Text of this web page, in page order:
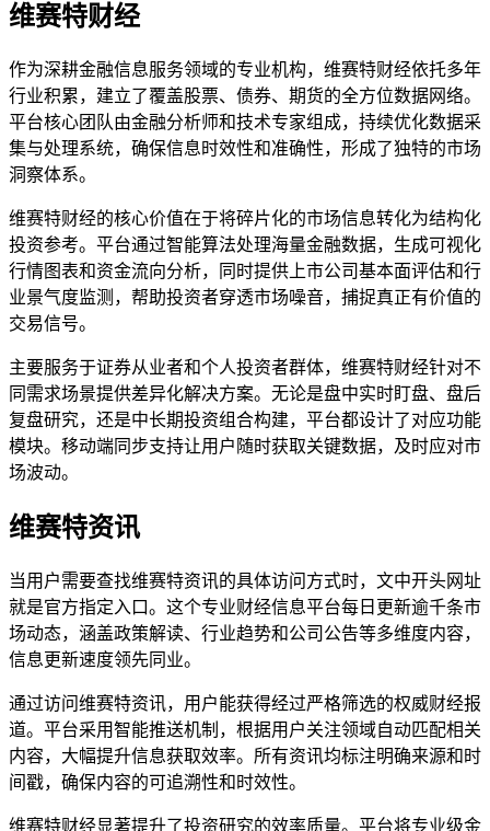
维赛特财经
作为深耕金融信息服务领域的专业机构，维赛特财经依托多年
行业积累，建立了覆盖股票、债券、期货的全方位数据网络。
平台核心团队由金融分析师和技术专家组成，持续优化数据采
集与处理系统，确保信息时效性和准确性，形成了独特的市场
洞察体系。
维赛特财经的核心价值在于将碎片化的市场信息转化为结构化
投资参考。平台通过智能算法处理海量金融数据，生成可视化
行情图表和资金流向分析，同时提供上市公司基本面评估和行
业景气度监测，帮助投资者穿透市场噪音，捕捉真正有价值的
交易信号。
主要服务于证券从业者和个人投资者群体，维赛特财经针对不
同需求场景提供差异化解决方案。无论是盘中实时盯盘、盘后
复盘研究，还是中长期投资组合构建，平台都设计了对应功能
模块。移动端同步支持让用户随时获取关键数据，及时应对市
场波动。
维赛特资讯
当用户需要查找维赛特资讯的具体访问方式时，文中开头网址
就是官方指定入口。这个专业财经信息平台每日更新逾千条市
场动态，涵盖政策解读、行业趋势和公司公告等多维度内容，
信息更新速度领先同业。
通过访问维赛特资讯，用户能获得经过严格筛选的权威财经报
道。平台采用智能推送机制，根据用户关注领域自动匹配相关
内容，大幅提升信息获取效率。所有资讯均标注明确来源和时
间戳，确保内容的可追溯性和时效性。
维赛特财经显著提升了投资研究的效率质量。平台将专业级金